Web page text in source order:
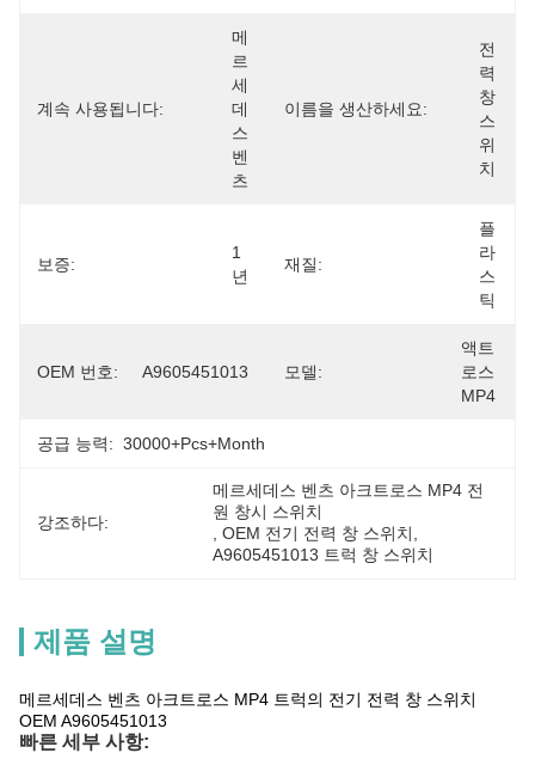
계속 사용됩니다:
메
르
세
데
스
벤
츠
이름을 생산하세요:
전
력
창
스
위
치
보증:
1
년
재질:
플
라
스
틱
OEM 번호: A9605451013 모델:
액트
로스
MP4
공급 능력: 30000+Pcs+Month
강조하다:
메르세데스 벤츠 아크트로스 MP4 전
원 창시 스위치
, OEM 전기 전력 창 스위치
A9605451013 트럭 창 스위치
제품 설명
메르세데스 벤츠 아크트로스 MP4 트럭의 전기 전력 창 스위치
OEM A9605451013
빠른 세부 사항: